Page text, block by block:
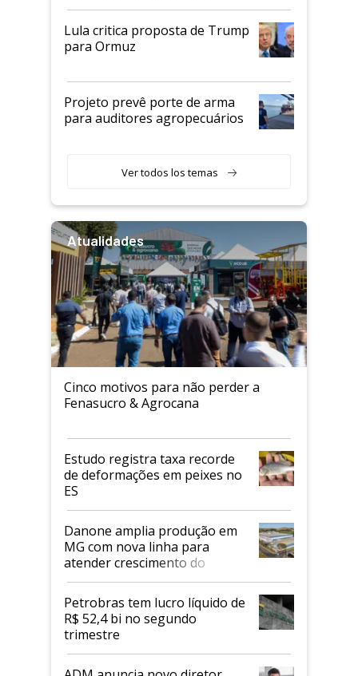
Lula critica proposta de Trump
para Ormuz
Projeto prevê porte de arma
para auditores agropecuários
Ver todos los temas
Atualidades
Cinco motivos para não perder a
Fenasucro & Agrocana
Estudo registra taxa recorde
de deformações em peixes no
ES
Danone amplia produção em
MG com nova linha para
atender crescimento do
mercado de alimentos
proteicos
Petrobras tem lucro líquido de
R$ 52,4 bi no segundo
trimestre